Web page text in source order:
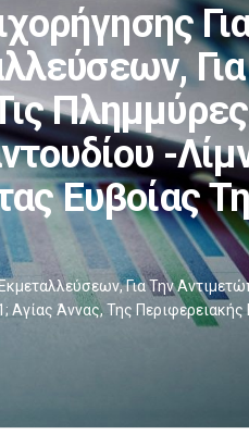
-
Ευβοίας
Για Την
Άννας, Της Περιφερειακής